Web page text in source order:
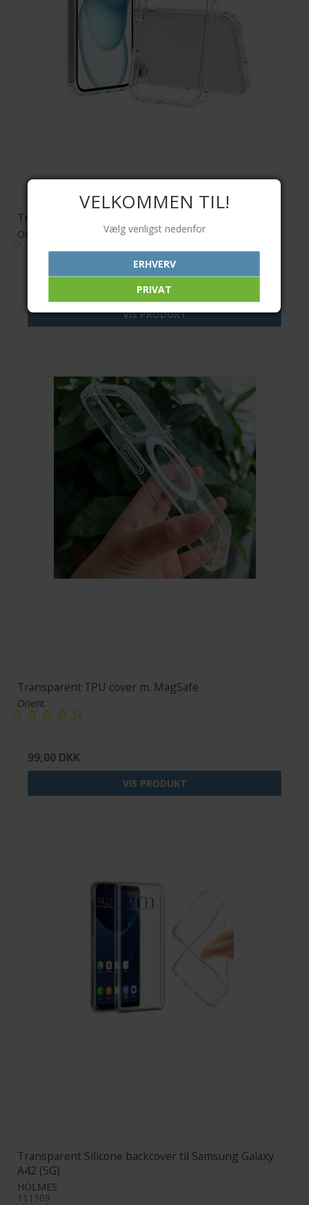
Transparent TPU cover
Orient
VIS PRODUKT
Transparent TPU cover m. MagSafe
Orient
99,00 DKK
VIS PRODUKT
Transparent Silicone backcover til Samsung Galaxy
A42 (5G)
HOLMES
111109
VELKOMMEN TIL!
Vælg venligst nedenfor
ERHVERV
PRIVAT